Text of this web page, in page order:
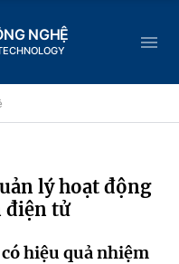
NGHỆ
lý hoạt động
điện tử
hiệu quả nhiệm